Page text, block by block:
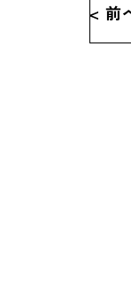
< 前